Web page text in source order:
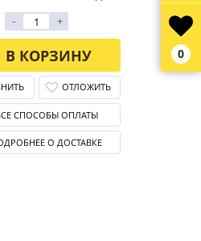
- +
В КОРЗИНУ
ОТЛОЖИТЬ
СПОСОБЫ ОПЛАТЫ
О ДОСТАВКЕ
0